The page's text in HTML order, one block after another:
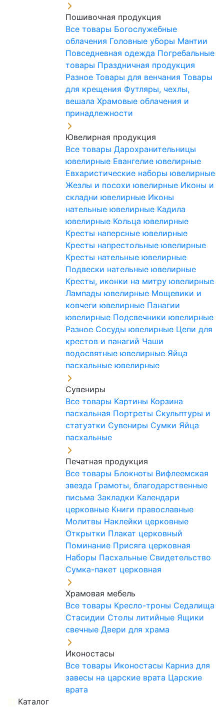
Пошивочная продукция
Все товары Богослужебные
облачения Головные уборы Мантии
Повседневная одежда Погребальные
товары Праздничная продукция
Разное Товары для венчания Товары
для крещения Футляры, чехлы,
вешала Храмовые облачения и
принадлежности
Ювелирная продукция
Все товары Дарохранительницы
ювелирные Евангелие ювелирные
Евхаристические наборы ювелирные
Жезлы и посохи ювелирные Иконы и
складни ювелирные Иконы
нательные ювелирные Кадила
ювелирные Кольца ювелирные
Кресты наперсные ювелирные
Кресты напрестольные ювелирные
Кресты нательные ювелирные
Подвески нательные ювелирные
Кресты, иконки на митру ювелирные
Лампады ювелирные Мощевики и
ковчеги ювелирные Панагии
ювелирные Подсвечники ювелирные
Разное Сосуды ювелирные Цепи для
крестов и панагий Чаши
водосвятные ювелирные Яйца
пасхальные ювелирные
Сувениры
Все товары Картины Корзина
пасхальная Портреты Скульптуры и
статуэтки Сувениры Сумки Яйца
пасхальные
Печатная продукция
Все товары Блокноты Вифлеемская
звезда Грамоты, благодарственные
письма Закладки Календари
церковные Книги православные
Молитвы Наклейки церковные
Открытки Плакат церковный
Поминание Присяга церковная
Наборы Пасхальные Свидетельство
Сумка-пакет церковная
Храмовая мебель
Все товары Кресло-троны Седалища
Стасидии Столы литийные Ящики
свечные Двери для храма
Иконостасы
Все товары Иконостасы Карниз для
завесы на царские врата Царские
врата
Каталог